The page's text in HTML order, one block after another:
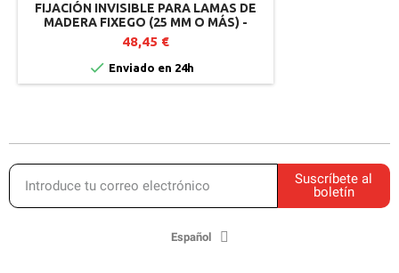
FIJACIÓN INVISIBLE PARA LAMAS DE
MADERA FIXEGO (25 MM O MÁS) -
JOUPLAST
48,45 €
 Enviado en 24h
Suscríbete al
boletín
Español